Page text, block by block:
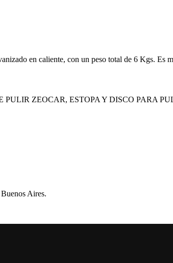
en caliente, con un peso total de 6 Kgs. Es
PULIR ZEOCAR, ESTOPA Y DISCO PARA
Aires.